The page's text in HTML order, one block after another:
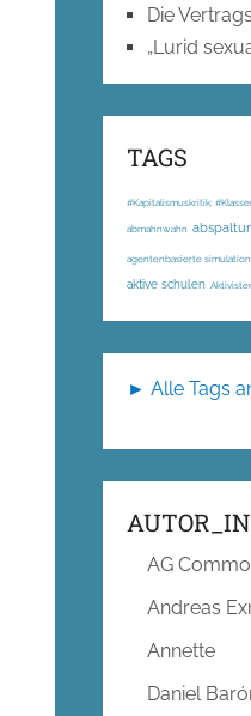
Die
„Lurid
TAGS
#Kapitalismuskritik;
abmahnwahn
agentenbasierte simulation
aktive schulen
► Alle Tags
AG
Andreas
Annette
Daniel